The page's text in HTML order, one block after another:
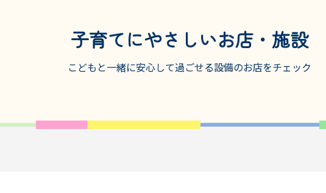
子育てにやさしいお店・施設
こどもと一緒に安心して過ごせる設備のお店をチェック